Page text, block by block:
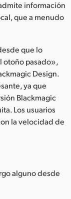
información
que a menudo
que lo
otoño pasado»,
Design.
ya que
Blackmagic
Los usuarios
la velocidad de
alguno desde